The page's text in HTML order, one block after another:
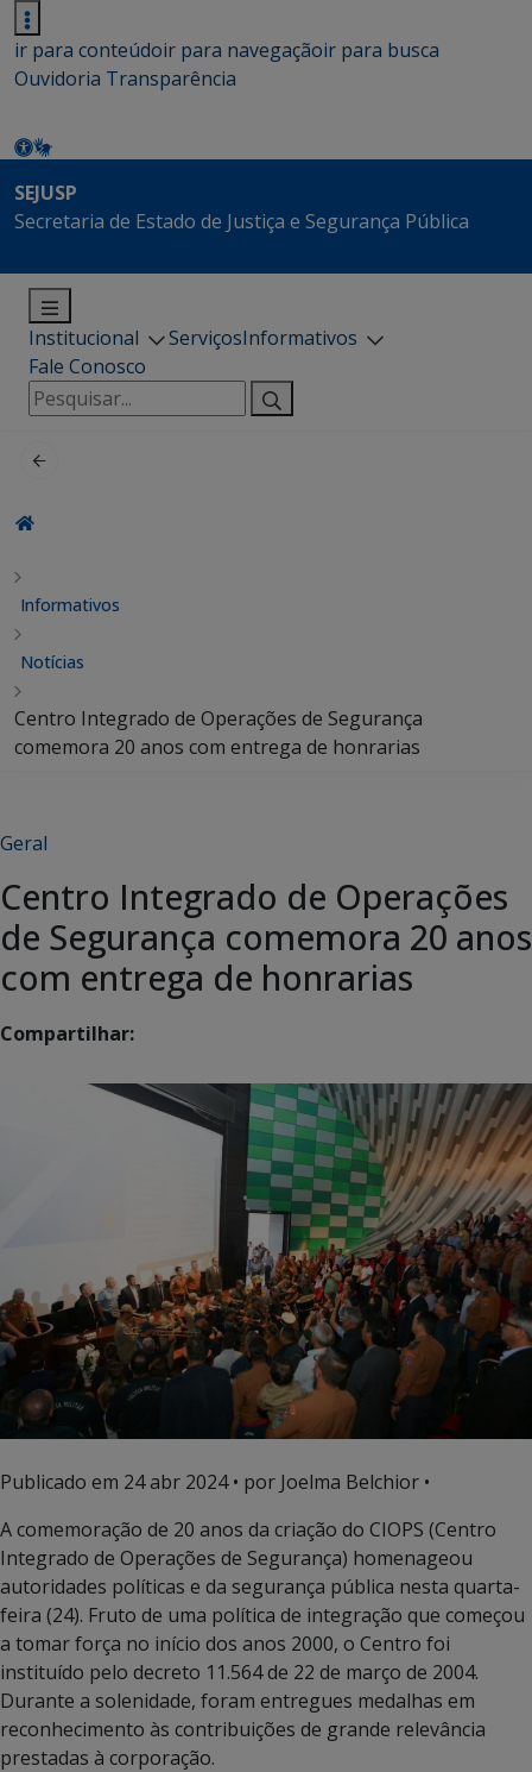
ir para conteúdoir para navegaçãoir para busca
Ouvidoria Transparência
SEJUSP
Secretaria de Estado de Justiça e Segurança Pública
Institucional ServiçosInformativos
Fale Conosco
Pesquisar
por:
Informativos
Notícias
Centro Integrado de Operações de Segurança
comemora 20 anos com entrega de honrarias
Geral
Centro Integrado de Operações
de Segurança comemora 20 anos
com entrega de honrarias
Compartilhar:
Publicado em 24 abr 2024• por Joelma Belchior •
A comemoração de 20 anos da criação do CIOPS (Centro
Integrado de Operações de Segurança) homenageou
autoridades políticas e da segurança pública nesta quarta-
feira (24). Fruto de uma política de integração que começou
a tomar força no início dos anos 2000, o Centro foi
instituído pelo decreto 11.564 de 22 de março de 2004.
Durante a solenidade, foram entregues medalhas em
reconhecimento às contribuições de grande relevância
prestadas à corporação.